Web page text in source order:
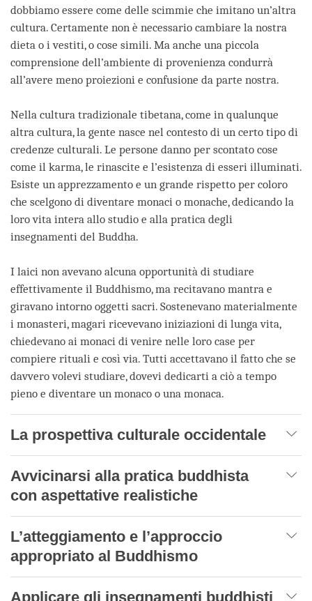
dobbiamo essere come delle scimmie che imitano un’altra
cultura. Certamente non è necessario cambiare la nostra
dieta o i vestiti, o cose simili. Ma anche una piccola
comprensione dell’ambiente di provenienza condurrà
all’avere meno proiezioni e confusione da parte nostra.
Nella cultura tradizionale tibetana, come in qualunque
altra cultura, la gente nasce nel contesto di un certo tipo di
credenze culturali. Le persone danno per scontato cose
come il karma, le rinascite e l’esistenza di esseri illuminati.
Esiste un apprezzamento e un grande rispetto per coloro
che scelgono di diventare monaci o monache, dedicando la
loro vita intera allo studio e alla pratica degli
insegnamenti del Buddha.
I laici non avevano alcuna opportunità di studiare
effettivamente il Buddhismo, ma recitavano mantra e
giravano intorno oggetti sacri. Sostenevano materialmente
i monasteri, magari ricevevano iniziazioni di lunga vita,
chiedevano ai monaci di venire nelle loro case per
compiere rituali e così via. Tutti accettavano il fatto che se
davvero volevi studiare, dovevi dedicarti a ciò a tempo
pieno e diventare un monaco o una monaca.
La prospettiva culturale occidentale
Avvicinarsi alla pratica buddhista
con aspettative realistiche
L’atteggiamento e l’approccio
appropriato al Buddhismo
Applicare gli insegnamenti buddhisti